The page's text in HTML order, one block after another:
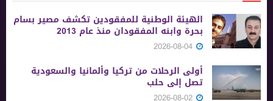
الهيئة الوطنية للمفقودين تكشف مصير بسام
بحرة وابنه المفقودان منذ عام 2013
أولى الرحلات من ‏تركيا وألمانيا والسعودية
تصل إلى حلب